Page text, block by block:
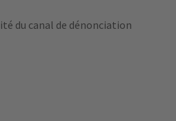
du canal de dénonciation